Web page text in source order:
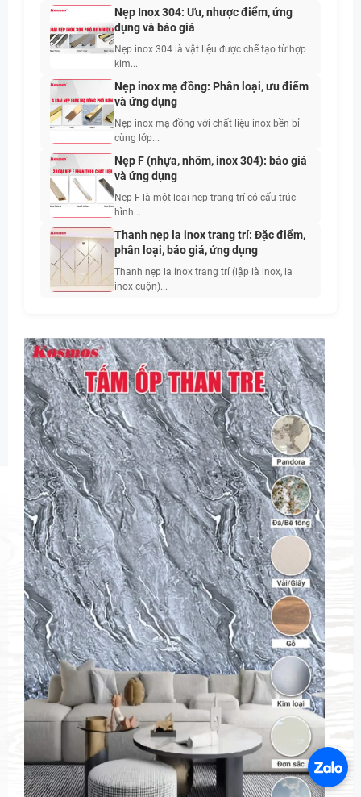
Nẹp Inox 304: Ưu, nhược điểm, ứng
dụng và báo giá
Nẹp inox 304 là vật liệu được chế tạo từ hợp
kim...
Nẹp inox mạ đồng: Phân loại, ưu điểm
và ứng dụng
Nẹp inox mạ đồng với chất liệu inox bền bỉ
cùng lớp...
Nẹp F (nhựa, nhôm, inox 304): báo giá
và ứng dụng
Nẹp F là một loại nẹp trang trí có cấu trúc
hình...
Thanh nẹp la inox trang trí: Đặc điểm,
phân loại, báo giá, ứng dụng
Thanh nẹp la inox trang trí (lập là inox, la
inox cuộn)...